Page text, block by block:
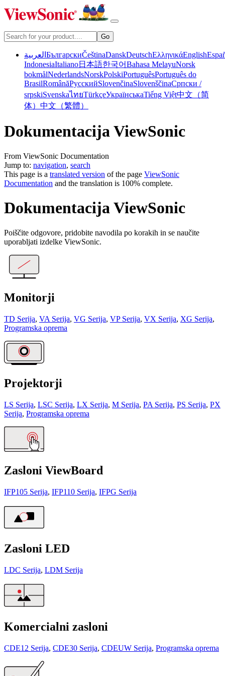
العربية БългарскиČeštinaDanskDeutschΕλληνικάEnglish
IndonesiaItaliano日本語한국어Bahasa MelayuNorsk
bokmålNederlandsNorskPolskiPortuguêsPortuguês do
BrasilRomânăРусскийSlovenčinaSlovenščinaСрпски /
srpskiSvenskaไทยTürkçeУкраїнськаTiếng Việt中文（简
体） 中文（繁體）
Dokumentacija ViewSonic
From ViewSonic Documentation
Jump to: navigation, search
This page is a translated version of the page ViewSonic
Documentation and the translation is 100% complete.
Dokumentacija ViewSonic
Poiščite odgovore, pridobite navodila po korakih in se naučite
uporabljati izdelke ViewSonic.
Monitorji
TD Serija, VA Serija, VG Serija, VP Serija, VX Serija, XG Serija,
Programska oprema
Projektorji
LS Serija, LSC Serija, LX Serija, M Serija, PA Serija, PS Serija, PX
Serija, Programska oprema
Zasloni ViewBoard
IFP105 Serija, IFP110 Serija, IFPG Serija
Zasloni LED
LDC Serija, LDM Serija
Komercialni zasloni
CDE12 Serija, CDE30 Serija, CDEUW Serija, Programska oprema